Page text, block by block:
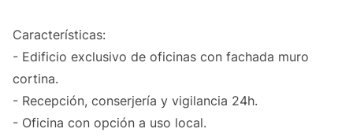
Características:
- Edificio exclusivo de oficinas con fachada muro
cortina.
- Recepción, conserjería y vigilancia 24h.
- Oficina con opción a uso local.